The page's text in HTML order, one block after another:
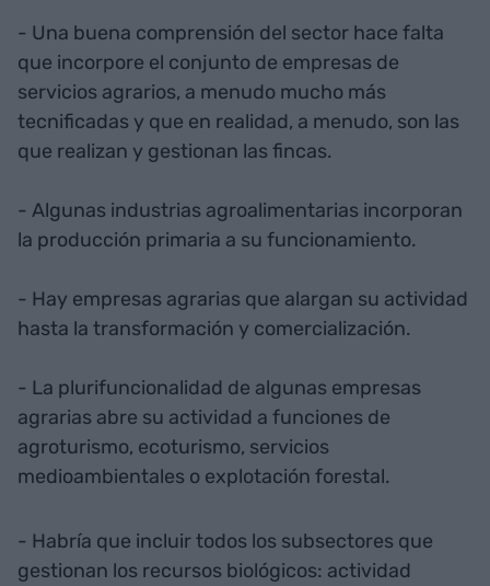
- Una buena comprensión del sector hace falta
que incorpore el conjunto de empresas de
servicios agrarios, a menudo mucho más
tecnificadas y que en realidad, a menudo, son las
que realizan y gestionan las fincas.
- Algunas industrias agroalimentarias incorporan
la producción primaria a su funcionamiento.
- Hay empresas agrarias que alargan su actividad
hasta la transformación y comercialización.
- La plurifuncionalidad de algunas empresas
agrarias abre su actividad a funciones de
agroturismo, ecoturismo, servicios
medioambientales o explotación forestal.
- Habría que incluir todos los subsectores que
gestionan los recursos biológicos: actividad